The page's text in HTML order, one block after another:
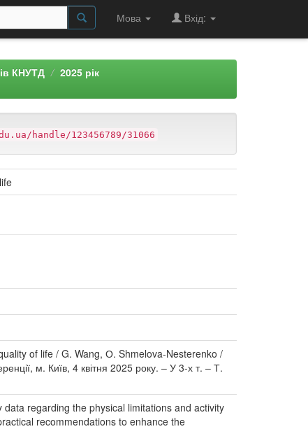
Мова Вхід:
КНУТД
2025 рік
handle/123456789/31066
of life / G. Wang, О. Shmelova-Nesterenko /
м. Київ, 4 квітня 2025 року. – У 3-х т. – Т.
regarding the physical limitations and activity
recommendations to enhance the